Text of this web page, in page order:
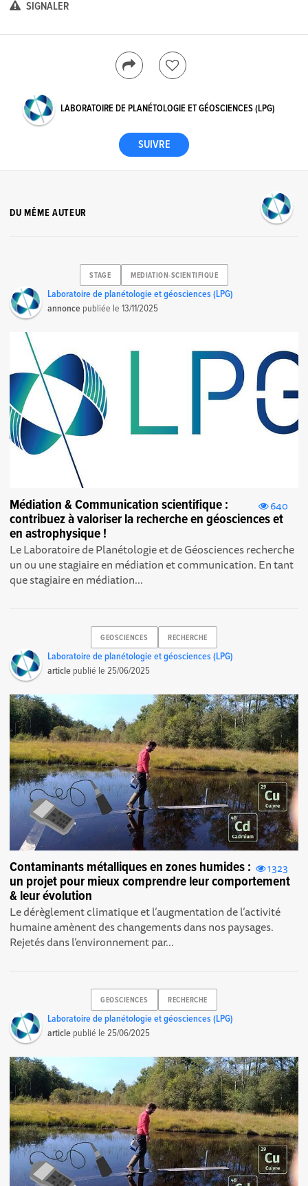
SIGNALER
LABORATOIRE DE PLANÉTOLOGIE ET GÉOSCIENCES (LPG)
DU MÊME AUTEUR
STAGE MEDIATION-SCIENTIFIQUE
Laboratoire de planétologie et géosciences (LPG)
annonce publiée le13/11/2025
640
Médiation & Communication scientifique :
contribuez à valoriser la recherche en géosciences et
en astrophysique !
Le Laboratoire de Planétologie et de Géosciences recherche
un ou une stagiaire en médiation et communication. En tant
que stagiaire en médiation...
GEOSCIENCES RECHERCHE
Laboratoire de planétologie et géosciences (LPG)
article publié le25/06/2025
1323
Contaminants métalliques en zones humides :
un projet pour mieux comprendre leur comportement
& leur évolution
Le dérèglement climatique et l’augmentation de l’activité
humaine amènent des changements dans nos paysages.
Rejetés dans l’environnement par...
GEOSCIENCES RECHERCHE
Laboratoire de planétologie et géosciences (LPG)
article publié le25/06/2025